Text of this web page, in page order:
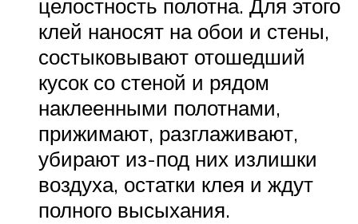
целостность полотна. Для этого
клей наносят на обои и стены,
состыковывают отошедший
кусок со стеной и рядом
наклеенными полотнами,
прижимают, разглаживают,
убирают из-под них излишки
воздуха, остатки клея и ждут
полного высыхания.